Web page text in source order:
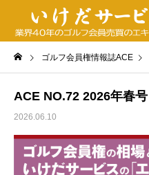
ゴルフ会員権情報誌ACE
ACE NO.72 2026年春号
2026.06.10